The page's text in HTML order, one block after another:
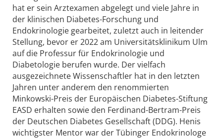
hat er sein Arztexamen abgelegt und viele Jahre in
der klinischen Diabetes-Forschung und
Endokrinologie gearbeitet, zuletzt auch in leitender
Stellung, bevor er 2022 am Universitätsklinikum Ulm
auf die Professur für Endokrinologie und
Diabetologie berufen wurde. Der vielfach
ausgezeichnete Wissenschaftler hat in den letzten
Jahren unter anderem den renommierten
Minkowski-Preis der Europäischen Diabetes-Stiftung
EASD erhalten sowie den Ferdinand-Bertram-Preis
der Deutschen Diabetes Gesellschaft (DDG). Henis
wichtigster Mentor war der Tübinger Endokrinologe